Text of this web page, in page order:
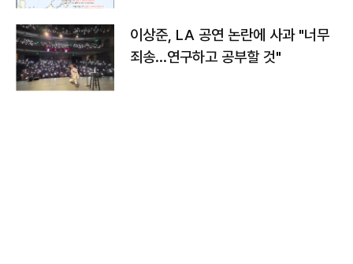
이상준, LA 공연 논란에 사과 "너무
죄송…연구하고 공부할 것"